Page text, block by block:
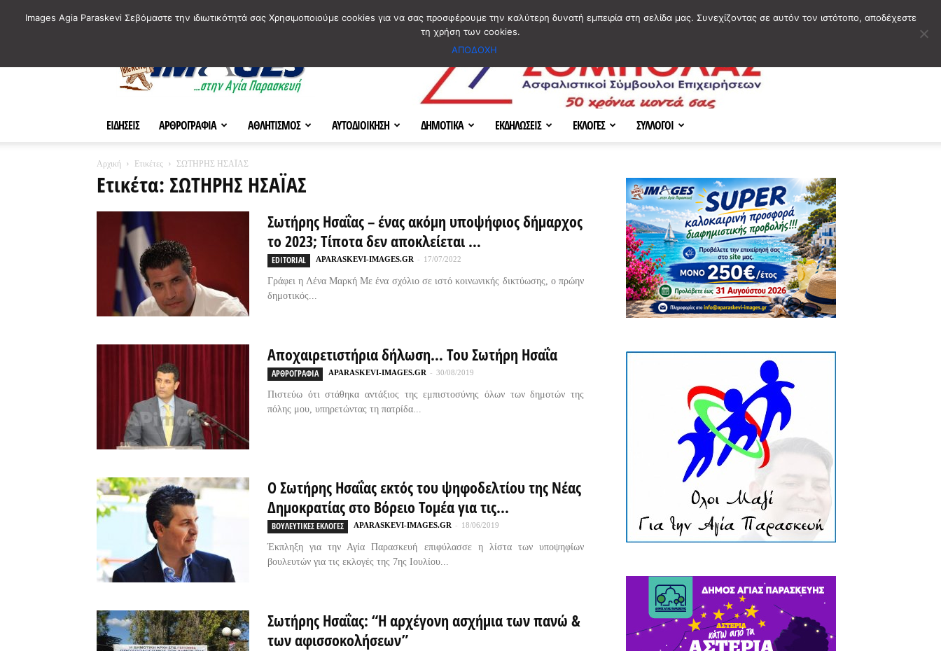
ΕΙΔΗΣΕΙΣ ΑΡΘΡΟΓΡΑΦΙΑ ΑΘΛΗΤΙΣΜΟΣ ΑΥΤΟΔΙΟΙΚΗΣΗ ΔΗΜΟΤΙΚΑ ΕΚΔΗΛΩΣΕΙΣ ΕΚΛΟΓΕΣ ΣΥΛΛΟΓΟΙ
Αρχική Ετικέτες ΣΩΤΗΡΗΣ ΗΣΑΪΑΣ
Ετικέτα: ΣΩΤΗΡΗΣ ΗΣΑΪΑΣ
Σωτήρης Ησαΐας – ένας ακόμη υποψήφιος δήμαρχος
το 2023; Τίποτα δεν αποκλείεται …
EDITORIAL APARASKEVI-IMAGES.GR - 17/07/2022
Γράφει η Λένα Μαρκή Με ένα σχόλιο σε ιστό κοινωνικής δικτύωσης, ο πρώην
δημοτικός...
Αποχαιρετιστήρια δήλωση… Του Σωτήρη Ησαΐα
ΑΡΘΡΟΓΡΑΦΙΑ APARASKEVI-IMAGES.GR - 30/08/2019
Πιστεύω ότι στάθηκα αντάξιος της εμπιστοσύνης όλων των δημοτών της
πόλης μου, υπηρετώντας τη πατρίδα...
Ο Σωτήρης Ησαΐας εκτός του ψηφοδελτίου της Νέας
Δημοκρατίας στο Βόρειο Τομέα για τις...
ΒΟΥΛΕΥΤΙΚΕΣ ΕΚΛΟΓΕΣ APARASKEVI-IMAGES.GR - 18/06/2019
Έκπληξη για την Αγία Παρασκευή επιφύλασσε η λίστα των υποψηφίων
βουλευτών για τις εκλογές της 7ης Ιουλίου...
Σωτήρης Ησαΐας: “Η αρχέγονη ασχήμια των πανώ &
των αφισσοκολήσεων”
Images Agia Paraskevi Σεβόμαστε την ιδιωτικότητά σας Χρησιμοποιούμε cookies για να σας προσφέρουμε την καλύτερη δυνατή εμπειρία στη σελίδα μας. Συνεχίζοντας σε αυτόν τον ιστότοπο, αποδέχεστε
τη χρήση των cookies.
ΑΠΟΔΟΧΗ